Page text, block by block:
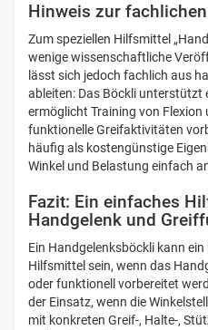
Hinweis zur
Zum speziellen Hilfsmittel
wenige wissenschaftliche
lässt sich jedoch fachlich aus
ableiten: Das Böckli unterstützt
ermöglicht Training von Flexion
funktionelle Greifaktivitäten
häufig als kostengünstige
Winkel und Belastung einfach
Fazit: Ein einfaches
Handgelenk und
Ein Handgelenksböckli kann
Hilfsmittel sein, wenn das
oder funktionell vorbereitet
der Einsatz, wenn die
mit konkreten Greif-, Halte-,